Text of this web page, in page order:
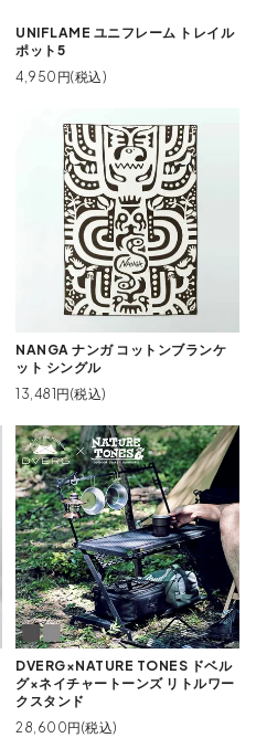
UNIFLAME ユニフレーム トレイル
ポット5
4,950円(税込)
NANGA ナンガ コットンブランケ
ット シングル
13,481円(税込)
DVERG×NATURE TONES ドベル
グ×ネイチャートーンズ リトルワー
クスタンド
28,600円(税込)